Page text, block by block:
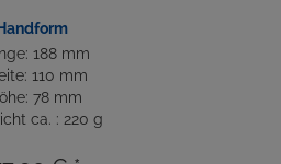
Handform
188 mm
110 mm
78 mm
ca. : 220 g